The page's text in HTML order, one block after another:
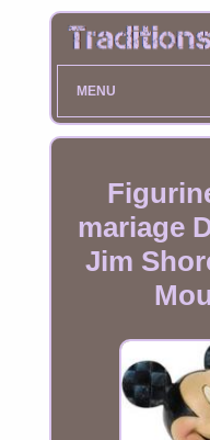
MENU
mariage
Jim